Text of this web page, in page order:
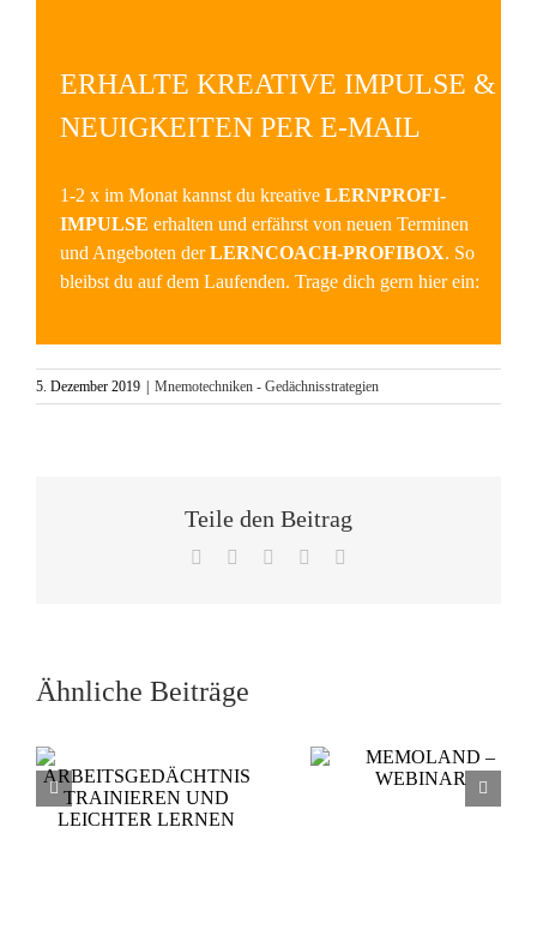
ERHALTE KREATIVE IMPULSE &
NEUIGKEITEN PER E-MAIL
1-2 x im Monat kannst du kreative LERNPROFI-
IMPULSE erhalten und erfährst von neuen Terminen
und Angeboten derLERNCOACH-PROFIBOX. So
bleibst du auf dem Laufenden. Trage dich gern hier ein:
5. Dezember 2019 | Mnemotechniken - Gedächnisstrategien
Teile den Beitrag
Facebook WhatsApp
Pinterest
Ähnliche Beiträge